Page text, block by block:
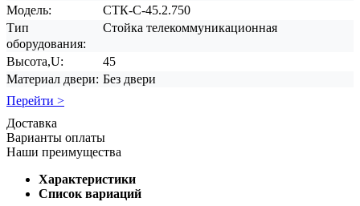
Модель:
СТК-С-45.2.750
Тип
оборудования:
Стойка телекоммуникационная
Высота,U:
45
Материал двери: Без двери
Перейти >
Доставка
Варианты оплаты
Наши преимущества
Характеристики
Список вариаций